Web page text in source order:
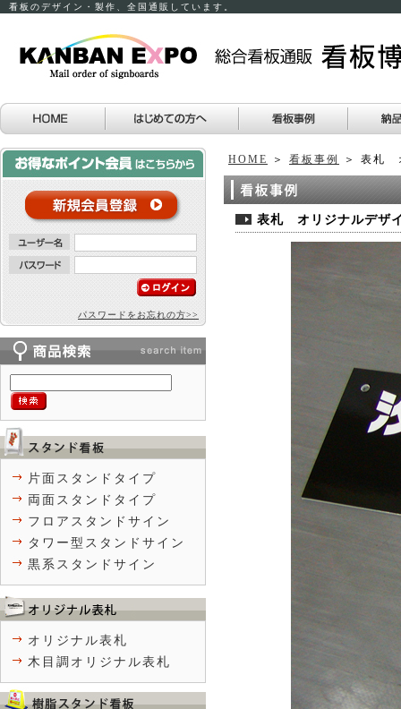
看板のデザイン・製作、全国通販しています。
HOME ＞ 看板事例 ＞ 表札
表札 オリジナルデザ
パスワードをお忘れの方>>
片面スタンドタイプ
両面スタンドタイプ
フロアスタンドサイン
タワー型スタンドサイン
黒系スタンドサイン
オリジナル表札
木目調オリジナル表札